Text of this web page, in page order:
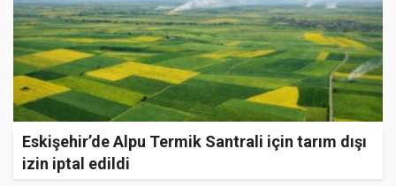
Eskişehir’de Alpu Termik Santrali için tarım dışı
izin iptal edildi